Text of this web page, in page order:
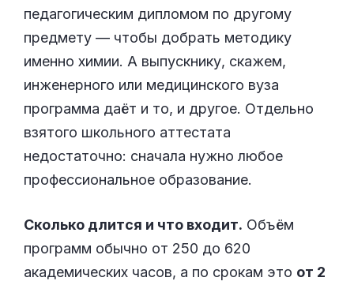
педагогическим дипломом по другому
предмету — чтобы добрать методику
именно химии. А выпускнику, скажем,
инженерного или медицинского вуза
программа даёт и то, и другое. Отдельно
взятого школьного аттестата
недостаточно: сначала нужно любое
профессиональное образование.
Сколько длится и что входит. Объём
программ обычно от 250 до 620
академических часов, а по срокам это от 2